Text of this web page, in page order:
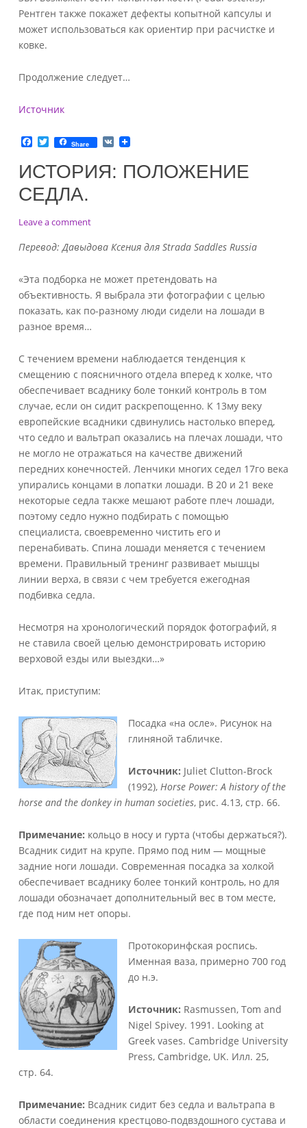
Рентген также покажет дефекты копытной капсулы и
может использоваться как ориентир при расчистке и
ковке.
Продолжение следует…
Источник
F
c
e
b
o
k
T
w
i
t
t
e
Share V
ИСТОРИЯ: ПОЛОЖЕНИЕ
СЕДЛА.
Leave a commenton
положение
Перевод: Давыдова Ксения для Strada Saddles Russia
«Эта подборка не может претендовать на
объективность. Я выбрала эти фотографии с целью
показать, как по-разному люди сидели на лошади в
разное время…
С течением времени наблюдается тенденция к
смещению с поясничного отдела вперед к холке, что
обеспечивает всаднику боле тонкий контроль в том
случае, если он сидит раскрепощенно. К 13му веку
европейские всадники сдвинулись настолько вперед,
что седло и вальтрап оказались на плечах лошади, что
не могло не отражаться на качестве движений
передних конечностей. Ленчики многих седел 17го века
упирались концами в лопатки лошади. В 20 и 21 веке
некоторые седла также мешают работе плеч лошади,
поэтому седло нужно подбирать с помощью
специалиста, своевременно чистить его и
перенабивать. Спина лошади меняется с течением
времени. Правильный тренинг развивает мышцы
линии верха, в связи с чем требуется ежегодная
подбивка седла.
Несмотря на хронологический порядок фотографий, я
не ставила своей целью демонстрировать историю
верховой езды или выездки…»
Итак, приступим:
Посадка «на осле». Рисунок на
глиняной табличке.
Источник: Juliet Clutton-Brock
(1992), Horse Power: A history of the
horse and the donkey in human societies, рис. 4.13, стр. 66.
Примечание: кольцо в носу и гурта (чтобы держаться?).
Всадник сидит на крупе. Прямо под ним — мощные
задние ноги лошади. Современная посадка за холкой
обеспечивает всаднику более тонкий контроль, но для
лошади обозначает дополнительный вес в том месте,
где под ним нет опоры.
Протокоринфская роспись.
Именная ваза, примерно 700 год
до н.э.
Источник: Rasmussen, Tom and
Nigel Spivey. 1991. Looking at
Greek vases. Cambridge University
Press, Cambridge, UK. Илл. 25,
стр. 64.
Примечание: Всадник сидит без седла и вальтрапа в
области соединения крестцово-подвздошного сустава и